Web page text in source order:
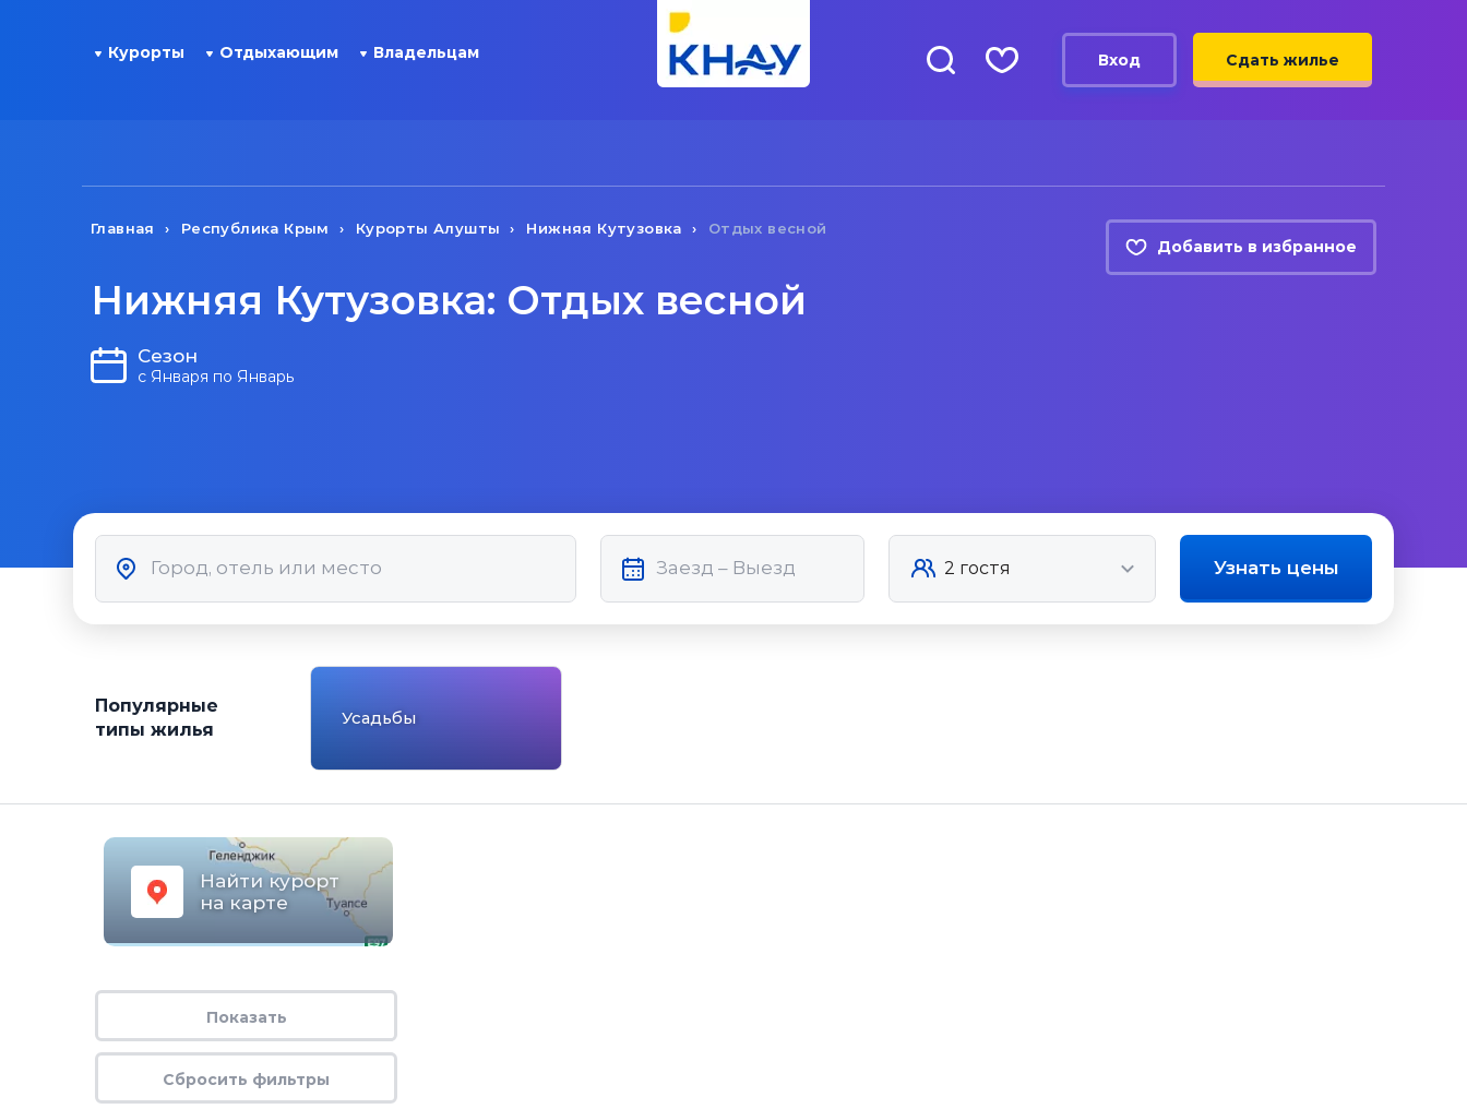
Курорты Отдыхающим Владельцам Вход Сдать жилье
Главная Республика Крым Курорты Алушты Нижняя Кутузовка Отдых весной
Добавить в избранное
Нижняя Кутузовка: Отдых весной
Сезон
с Января по Январь
Узнать цены
Популярные
типы жилья
Усадьбы
Найти курорт
на карте